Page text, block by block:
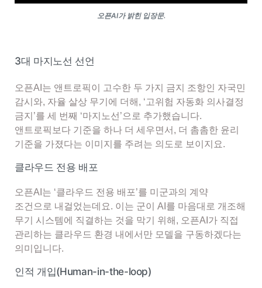
오픈AI가 밝힌 입장문.
3대 마지노선 선언
오픈AI는 앤트로픽이 고수한 두 가지 금지 조항인 자국민
감시와, 자율 살상 무기에 더해, ‘고위험 자동화 의사결정
금지’를 세 번째 ‘마지노선’으로 추가했습니다.
앤트로픽보다 기준을 하나 더 세우면서, 더 촘촘한 윤리
기준을 가졌다는 이미지를 주려는 의도로 보이지요.
클라우드 전용 배포
오픈AI는 ‘클라우드 전용 배포’를 미군과의 계약
조건으로 내걸었는데요. 이는 군이 AI를 마음대로 개조해
무기 시스템에 직결하는 것을 막기 위해, 오픈AI가 직접
관리하는 클라우드 환경 내에서만 모델을 구동하겠다는
의미입니다.
인적 개입(Human-in-the-loop)